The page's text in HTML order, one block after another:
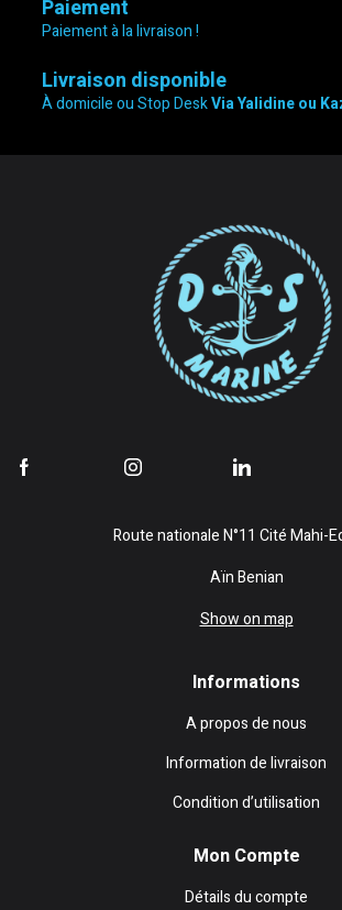
Paiement
Paiement à la livraison !
Livraison disponible
À domicile ou Stop DeskVia Yalidine ou
Route nationale N°11 Cité Mahi-
Aïn Benian
Show on map
Informations
A propos de nous
Information de livraison
Condition d’utilisation
Mon Compte
Détails du compte